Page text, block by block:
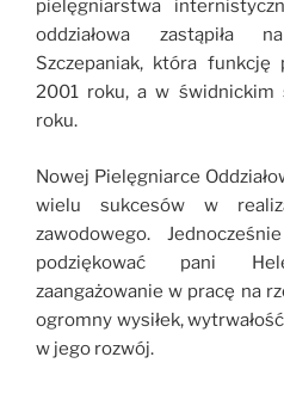
pielęgniarstwa
oddziałowa zastąpiła
Szczepaniak, która funkcję
2001 roku, a w świdnickim
roku.
Nowej Pielęgniarce
wielu sukcesów w
zawodowego.
podziękować pani
zaangażowanie w pracę na
ogromny wysiłek,
w jego rozwój.